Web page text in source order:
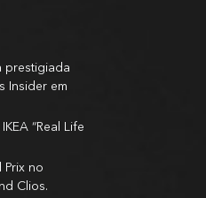
prestigiada
Insider em
“Real Life
Prix no
Clios.